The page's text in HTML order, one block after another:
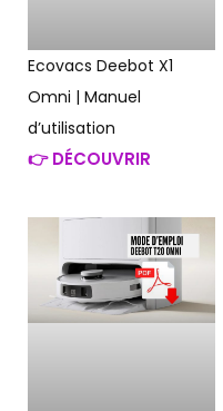
Ecovacs Deebot X1
Omni | Manuel
d’utilisation
👉 DÉCOUVRIR